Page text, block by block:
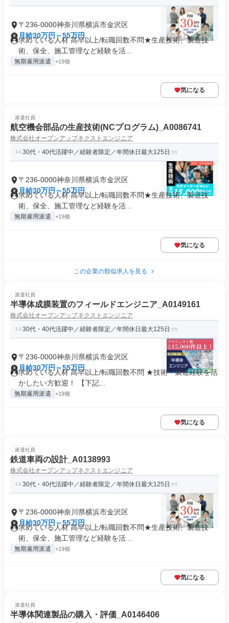
〒236-0000神奈川県横浜市金沢区
月給30万円～55万円
求めている人材 高卒以上/転職回数不問★生産技術、製造技
術、保全、施工管理など経験を活...
無期雇用派遣 +19個
気になる
派遣社員
航空機会部品の生産技術(NCプログラム)_A0086741
株式会社オープンアップネクストエンジニア
30代・40代活躍中／経験者限定／年間休日最大125日
〒236-0000神奈川県横浜市金沢区
月給30万円～55万円
求めている人材 高卒以上/転職回数不問★生産技術、製造技
術、保全、施工管理など経験を活...
無期雇用派遣 +19個
気になる
この企業の類似求人を見る
派遣社員
半導体成膜装置のフィールドエンジニア_A0149161
株式会社オープンアップネクストエンジニア
30代・40代活躍中／経験者限定／年間休日最大125日
〒236-0000神奈川県横浜市金沢区
月給30万円～55万円
求めている人材 高卒以上/転職回数不問 ★技術・製造経験を活
かしたい方歓迎！ 【下記...
無期雇用派遣 +19個
気になる
派遣社員
鉄道車両の設計_A0138993
株式会社オープンアップネクストエンジニア
30代・40代活躍中／経験者限定／年間休日最大125日
〒236-0000神奈川県横浜市金沢区
月給30万円～55万円
求めている人材 高卒以上/転職回数不問★生産技術、製造技
術、保全、施工管理など経験を活...
無期雇用派遣 +19個
気になる
派遣社員
半導体関連製品の購入・評価_A0146406